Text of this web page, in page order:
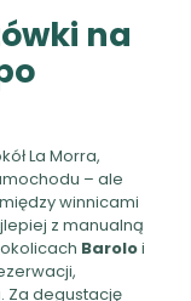
na
La Morra,
– ale
winnicami
z manualną
Baroloi
Za degustację